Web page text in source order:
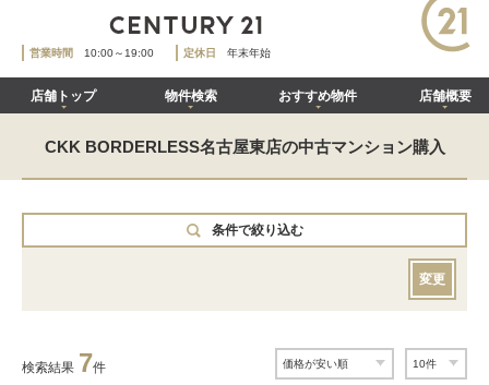
営業時間 10:00～19:00 定休日 年末年始
店舗トップ 物件検索 おすすめ物件 店舗概要
CKK BORDERLESS名古屋東店の中古マンション購入
条件で絞り込む
変更
検索結果 7件